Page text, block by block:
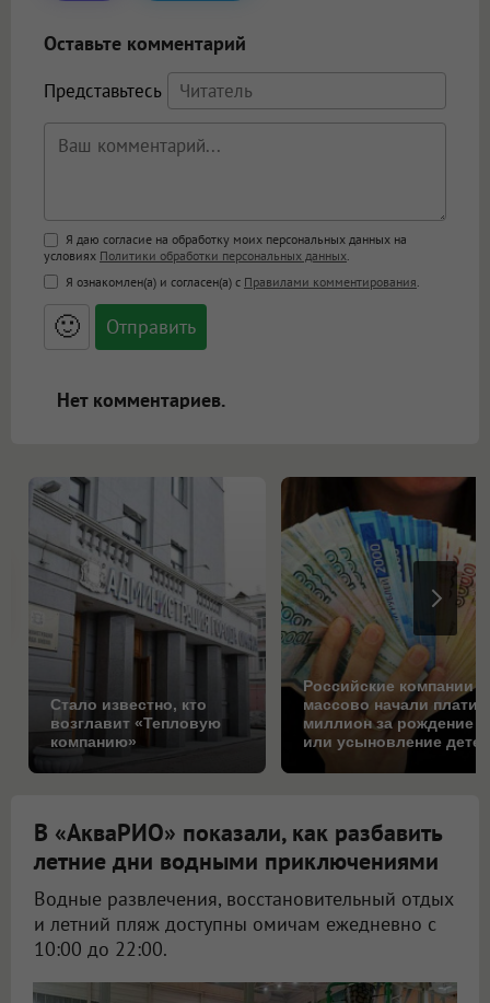
Оставьте комментарий
Представьтесь
Поддержка HTML
<b>, <strong>, <u>, <i>, <em>, <s>, <big>,
<small>, <sup>, <sub>, <pre>, <ul>, <ol>, <li>,
<blockquote>, <code> экранирует HTML,
адреса URL автоматически становятся
ссылками, и [img]адрес[/img] будет
Я даю согласие на обработку моих персональных данных на
условиях Политики обработки персональных данных
Я ознакомлен(а) и согласен(а) с Правилами комментирования
🙂
Нет комментариев.
Стало известно, кто
возглавит «Тепловую
компанию»
Российские компании
массово начали
миллион за рождение
или усыновление
Коснётся ли это
В «АкваРИО» показали, как разбавить
летние дни водными приключениями
Водные развлечения, восстановительный отдых
и летний пляж доступны омичам ежедневно с
10:00 до 22:00.